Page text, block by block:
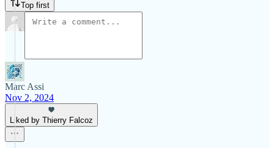
Top first
Marc Assi
Nov 2, 2024
Liked by Thierry Falcoz